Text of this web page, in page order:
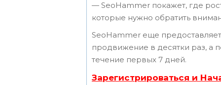
— SeoHammer покажет, где
которые нужно обратить
SeoHammer еще
продвижение в десятки раз, а
течение первых 7 дней.
Зарегистрироваться и